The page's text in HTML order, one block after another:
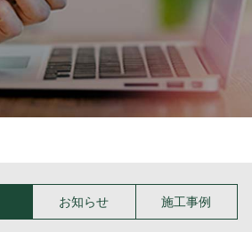
お知らせ 施工事例